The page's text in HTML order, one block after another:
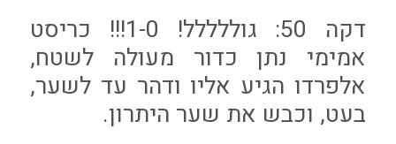
דקה 50: גוללללל! 1-0!!! כריסט
אמימי נתן כדור מעולה לשטח,
אלפרדו הגיע אליו ודהר עד לשער,
בעט, וכבש את שער היתרון.